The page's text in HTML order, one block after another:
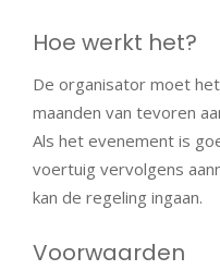
Hoe werkt het?
De organisator moet
maanden van tevoren
Als het evenement is
voertuig vervolgens
kan de regeling ingaan.
Voorwaarden